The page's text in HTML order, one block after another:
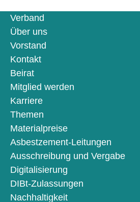
Verband
Über uns
Vorstand
Kontakt
Beirat
Mitglied werden
Karriere
Themen
Materialpreise
Asbestzement-Leitungen
Ausschreibung und Vergabe
Digitalisierung
DIBt-Zulassungen
Nachhaltigkeit